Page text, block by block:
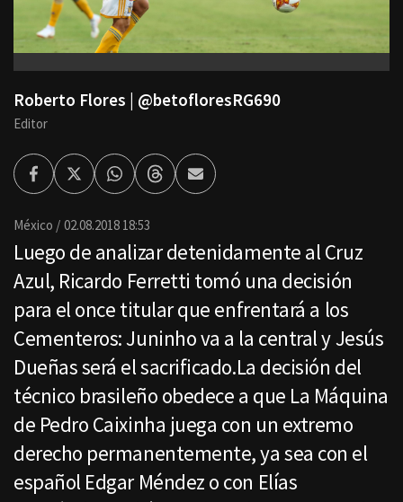
Roberto Flores | @betofloresRG690
Editor
FacebookTwitterWhatsappThreadsEnviar
por
México 02.08.2018 18:53
Luego de analizar detenidamente al Cruz
Azul, Ricardo Ferretti tomó una decisión
para el once titular que enfrentará a los
Cementeros: Juninho va a la central y Jesús
Dueñas será el sacrificado.La decisión del
técnico brasileño obedece a que La Máquina
de Pedro Caixinha juega con un extremo
derecho permanentemente, ya sea con el
español Edgar Méndez o con Elías